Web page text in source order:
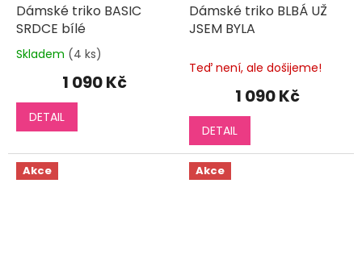
Dámské triko BASIC
SRDCE bílé
Průměrné
produktu
je
5,0
z
hvězdiček.
Skladem (4 ks)
1 090 Kč
DETAIL
Dámské triko BLBÁ UŽ
JSEM BYLA
Teď není, ale došijeme!
1 090 Kč
DETAIL
Akce Akce